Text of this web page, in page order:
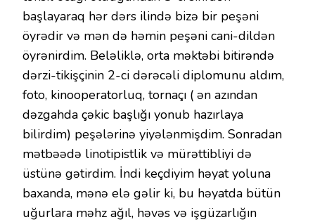
başlayaraq hər dərs ilində bizə bir peşəni
öyrədir və mən də həmin peşəni cani-dildən
öyrənirdim. Beləliklə, orta məktəbi bitirəndə
dərzi-tikişçinin 2-ci dərəcəli diplomunu aldım,
foto, kinooperatorluq, tornaçı ( ən azından
dəzgahda çəkic başlığı yonub hazırlaya
bilirdim) peşələrinə yiyələnmişdim. Sonradan
mətbəədə linotipistlik və mürəttibliyi də
üstünə gətirdim. İndi keçdiyim həyat yoluna
baxanda, mənə elə gəlir ki, bu həyatda bütün
uğurlara məhz ağıl, həvəs və işgüzarlığın